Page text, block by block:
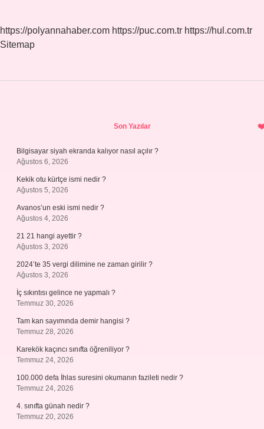
https://polyannahaber.com https://puc.com.tr https://hul.com.tr
Sitemap
Son Yazılar
Bilgisayar siyah ekranda kalıyor nasıl açılır ?
Ağustos 6, 2026
Kekik otu kürtçe ismi nedir ?
Ağustos 5, 2026
Avanos’un eski ismi nedir ?
Ağustos 4, 2026
21 21 hangi ayettir ?
Ağustos 3, 2026
2024’te 35 vergi dilimine ne zaman girilir ?
Ağustos 3, 2026
İç sıkıntısı gelince ne yapmalı ?
Temmuz 30, 2026
Tam kan sayımında demir hangisi ?
Temmuz 28, 2026
Karekök kaçıncı sınıfta öğreniliyor ?
Temmuz 24, 2026
100.000 defa İhlas suresini okumanın fazileti nedir ?
Temmuz 24, 2026
4. sınıfta günah nedir ?
Temmuz 20, 2026